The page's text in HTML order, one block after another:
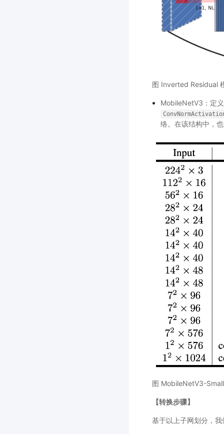
图 Inverted Residual
MobileNetV3：定
络。在该结构中，
图 MobileNetV3-
【转换步骤】
基于以上子网划分，